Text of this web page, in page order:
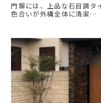
門塀には、上品な石目調タ
色合いが外構全体に清潔…